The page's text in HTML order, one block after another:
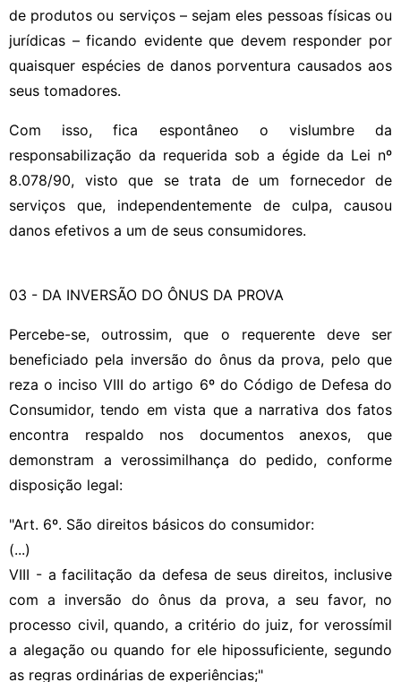
de produtos ou serviços – sejam eles pessoas físicas ou
jurídicas – ficando evidente que devem responder por
quaisquer espécies de danos porventura causados aos
seus tomadores.
Com isso, fica espontâneo o vislumbre da
responsabilização da requerida sob a égide da Lei nº
8.078/90, visto que se trata de um fornecedor de
serviços que, independentemente de culpa, causou
danos efetivos a um de seus consumidores.
03 - DA INVERSÃO DO ÔNUS DA PROVA
Percebe-se, outrossim, que o requerente deve ser
beneficiado pela inversão do ônus da prova, pelo que
reza o inciso VIII do artigo 6º do Código de Defesa do
Consumidor, tendo em vista que a narrativa dos fatos
encontra respaldo nos documentos anexos, que
demonstram a verossimilhança do pedido, conforme
disposição legal:
"Art. 6º. São direitos básicos do consumidor:
(...)
VIII - a facilitação da defesa de seus direitos, inclusive
com a inversão do ônus da prova, a seu favor, no
processo civil, quando, a critério do juiz, for verossímil
a alegação ou quando for ele hipossuficiente, segundo
as regras ordinárias de experiências;"